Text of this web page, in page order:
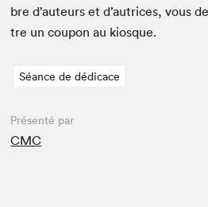
bre d’auteurs et d’autrices, vous
tre un coupon au kiosque.
Séance de dédicace
Présenté par
CMC